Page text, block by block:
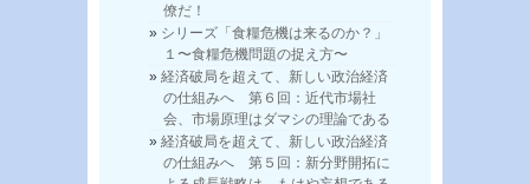
僚だ！
シリーズ「食糧危機は来るのか？」
１〜食糧危機問題の捉え方〜
経済破局を超えて、新しい政治経済
の仕組みへ 第６回：近代市場社
会、市場原理はダマシの理論である
経済破局を超えて、新しい政治経済
の仕組みへ 第５回：新分野開拓に